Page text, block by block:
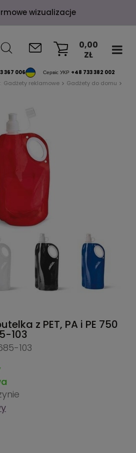
wizualizacje
367 006 Сервіс УКР +48 733 382 002
0,00
ZŁ
Gadżety reklamowe Gadżety do domu
z PET, PA i PE 750
103
103